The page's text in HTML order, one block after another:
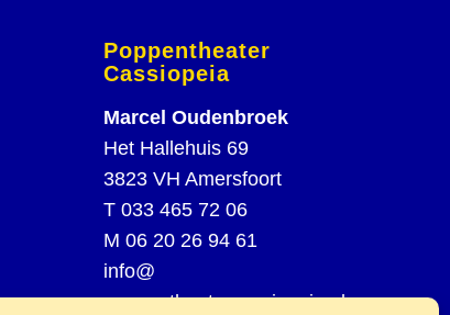
Poppentheater
Cassiopeia
Marcel Oudenbroek
Het Hallehuis 69
3823 VH Amersfoort
T 033 465 72 06
M 06 20 26 94 61
info@
poppentheatercassiopeia.nl